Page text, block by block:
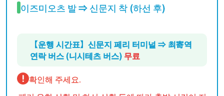
이즈미오츠 발 ⇒ 신문지 착 (하선 후)
【운행 시간표】신문지 페리 터미널 ⇒ 최寄역
연락 버스 (니시테츠 버스) 무료
확인해 주세요.